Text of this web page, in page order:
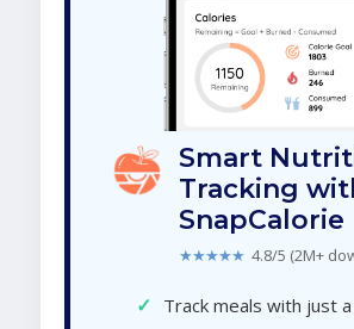
Smart
Tracking
SnapCalorie
★★★★★ 4.8/5 (2M+
✓ Track meals with just